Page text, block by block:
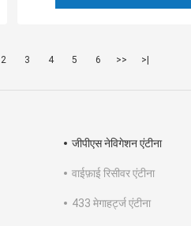
2 3 4 5 6 >> >|
जीपीएस नेविगेशन एंटीना
वाईफ़ाई रिसीवर एंटीना
433 मेगाहर्ट्ज एंटीना